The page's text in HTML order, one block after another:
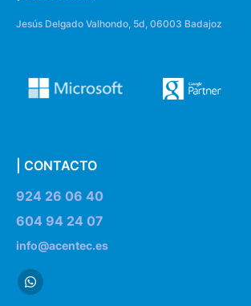
Jesús Delgado Valhondo, 5d, 06003 Badajoz
| CONTACTO
924 26 06 40
604 94 24 07
info@acentec.es